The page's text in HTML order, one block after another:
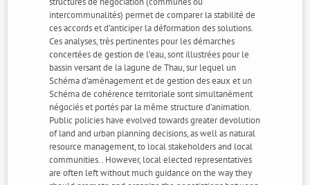
intercommunalités) permet de comparer la stabilité de
ces accords et d’anticiper la déformation des solutions.
Ces analyses, très pertinentes pour les démarches
concertées de gestion de l’eau, sont illustrées pour le
bassin versant de la lagune de Thau, sur lequel un
Schéma d’aménagement et de gestion des eaux et un
Schéma de cohérence territoriale sont simultanément
négociés et portés par la même structure d’animation.
Public policies have evolved towards greater devolution
of land and urban planning decisions, as well as natural
resource management, to local stakeholders and local
communities. . However, local elected representatives
are often left without much guidance on the way they